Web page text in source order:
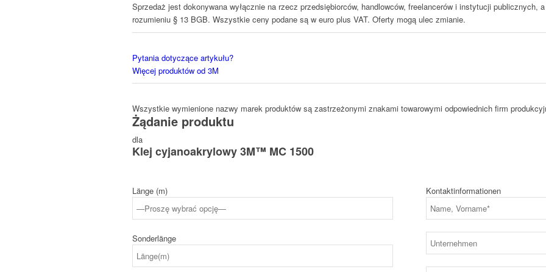
Sprzedaż jest dokonywana wyłącznie na rzecz przedsiębiorców, handlowców, freelancerów i instytucji publicznych,
rozumieniu § 13 BGB. Wszystkie ceny podane są w euro plus VAT. Oferty mogą ulec zmianie.
Pytania dotyczące artykułu?
Więcej produktów od 3M
Wszystkie wymienione nazwy marek produktów są zastrzeżonymi znakami towarowymi odpowiednich firm
Żądanie produktu
dla
Klej cyjanoakrylowy 3M™ MC 1500
Länge (m)
Sonderlänge
Kontaktinformationen